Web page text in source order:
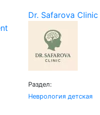
Dr. Safarova Clinic
Раздел:
Неврология детская